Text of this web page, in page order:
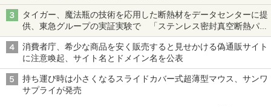
タイガー、魔法瓶の技術を応用した断熱材をデータセンターに提
供、東急グループの実証実験で 「ステンレス密封真空断熱パネ
ル TIVIP」
消費者庁、希少な商品を安く販売すると見せかける偽通販サイト
に注意喚起、サイト名とドメイン名を公表
持ち運び時は小さくなるスライドカバー式超薄型マウス、サンワ
サプライが発売